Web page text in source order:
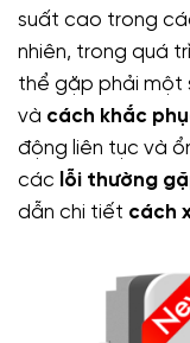
suất cao trong
nhiên, trong quá
thể gặp phải một
và cách khắc
động liên tục và
các lỗi thường
dẫn chi tiết cách